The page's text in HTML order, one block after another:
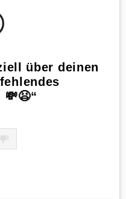
über deinen